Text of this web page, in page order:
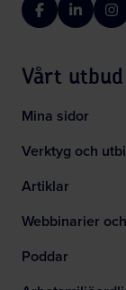
Facebook
Vårt utbud
Mina sidor
Verktyg och
Artiklar
Webbinarier
Poddar